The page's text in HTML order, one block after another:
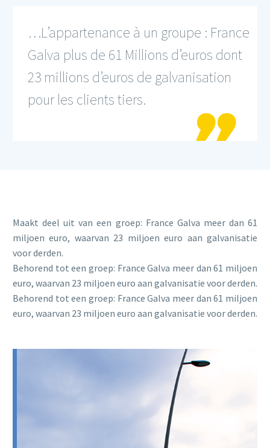
…L’appartenance à un groupe : France
Galva plus de 61 Millions d’euros dont
23 millions d’euros de galvanisation
pour les clients tiers.

Maakt deel uit van een groep: France Galva meer dan 61
miljoen euro, waarvan 23 miljoen euro aan galvanisatie
voor derden.
Behorend tot een groep: France Galva meer dan 61 miljoen
euro, waarvan 23 miljoen euro aan galvanisatie voor derden.
Behorend tot een groep: France Galva meer dan 61 miljoen
euro, waarvan 23 miljoen euro aan galvanisatie voor derden.